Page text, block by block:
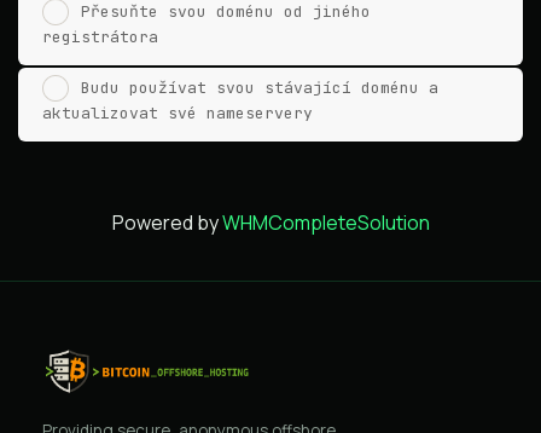
Přesuňte svou doménu od jiného
registrátora
Budu používat svou stávající doménu a
aktualizovat své nameservery
Powered byWHMCompleteSolution